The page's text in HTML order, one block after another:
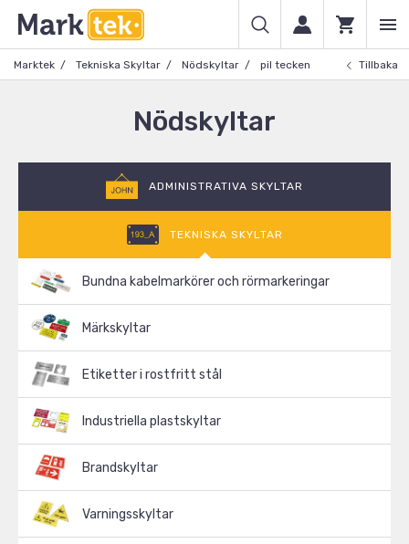
Marktek Tekniska Skyltar Nödskyltar pil tecken Tillbaka
Nödskyltar
ADMINISTRATIVA SKYLTAR
TEKNISKA SKYLTAR
Bundna kabelmarkörer och rörmarkeringar
Märkskyltar
Etiketter i rostfritt stål
Industriella plastskyltar
Brandskyltar
Varningsskyltar